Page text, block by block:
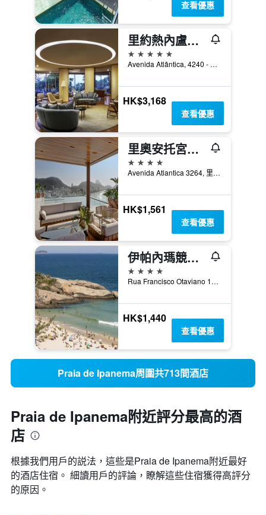
查看優惠
里約熱內盧索菲特考柏卡巴娜酒店 - 里約熱內盧
5星級
Avenida Atlântica, 4240 - Copacabana, 里約熱內盧, 巴西
HK$3,168
查看優惠
里奧安托宮殿酒店 - 里約熱內盧
4星級
Avenida Atlantica 3264, 里約熱內盧, 巴西
HK$1,561
查看優惠
伊帕內瑪競技場酒店
4星級
Rua Francisco Otaviano 131, 里約熱內盧, 巴西
HK$1,440
查看優惠
Praia de Ipanema周圍共713間酒店
Praia de Ipanema附近評分最高的酒
店
根據我們用戶的説法，這些是Praia de Ipanema附近最好
的酒店住宿。 細讀用戶的評論，瞭解這些住宿獲得高評分
的原因。